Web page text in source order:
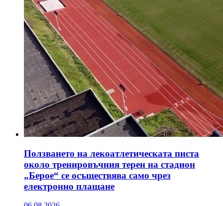
Ползването на лекоатлетическата писта
около тренировъчния терен на стадион
„Берое“ се осъществява само чрез
електронно плащане